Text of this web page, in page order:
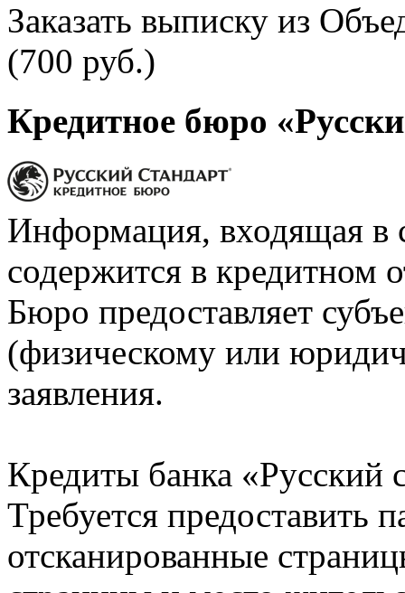
Заказать выписку из
(700 руб.)
Кредитное бюро
Информация, входящая в
содержится в кредитном
Бюро предоставляет
(физическому или
заявления.
Кредиты банка «Русский
Требуется предоставить
отсканированные